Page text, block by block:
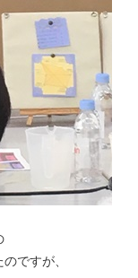
ですが、